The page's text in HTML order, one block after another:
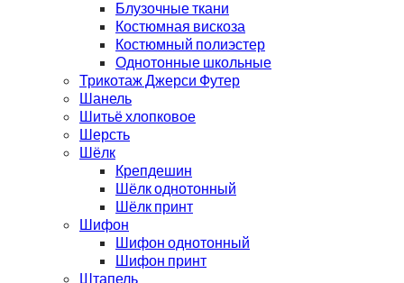
Блузочные ткани
Костюмная вискоза
Костюмный полиэстер
Однотонные школьные
Трикотаж Джерси Футер
Шанель
Шитьё хлопковое
Шерсть
Шёлк
Крепдешин
Шёлк однотонный
Шёлк принт
Шифон
Шифон однотонный
Шифон принт
Штапель